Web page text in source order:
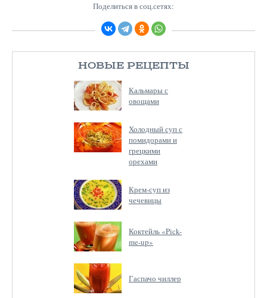
НОВЫЕ РЕЦЕПТЫ
Кальмары с
овощами
Холодный суп с
помидорами и
грецкими
орехами
Крем-суп из
чечевицы
Коктейль «Pick-
me-up»
Гаспачо чиллер
Поделиться в соц.сетях: